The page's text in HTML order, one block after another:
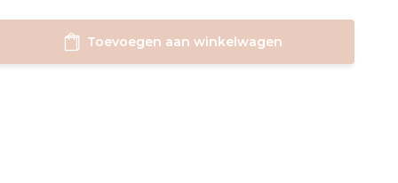
Toevoegen aan winkelwagen